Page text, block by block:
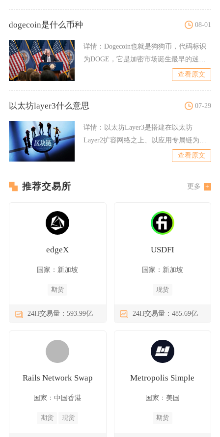
dogecoin是什么币种 08-01
详情： Dogecoin也就是狗狗币，代码标识
为DOGE，它是加密市场诞生最早的迷因
查看原文
以太坊layer3什么意思 07-29
详情： 以太坊Layer3是搭建在以太坊
Layer2扩容网络之上、以应用专属链为核
查看原文
推荐交易所 更多
edgeX
国家：新加坡
期货
24H交易量：593.99亿
USDFI
国家：新加坡
现货
24H交易量：485.69亿
Rails Network Swap
国家：中国香港
期货 现货
Metropolis Simple
国家：美国
期货